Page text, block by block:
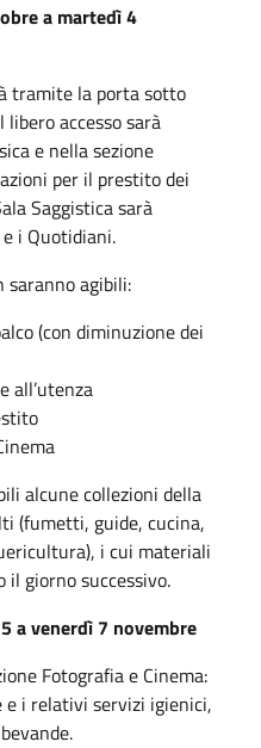
a martedì 4
tramite la porta sotto
libero accesso sarà
e nella sezione
per il prestito dei
Saggistica sarà
i Quotidiani.
saranno agibili:
(con diminuzione dei
all’utenza
alcune collezioni della
(fumetti, guide, cucina,
i cui materiali
giorno successivo.
a venerdì 7 novembre
Fotografia e Cinema:
e i relativi servizi igienici,